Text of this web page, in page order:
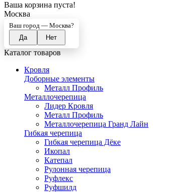
Ваша корзина пуста!
Москва
Ваш город — Москва?
Каталог товаров
Кровля
Доборные элементы
Металл Профиль
Металлочерепица
Лидер Кровля
Металл Профиль
Металлочерепица Гранд Лайн
Гибкая черепица
Гибкая черепица Дёке
Икопал
Катепал
Рулонная черепица
Руфлекс
Руфшилд